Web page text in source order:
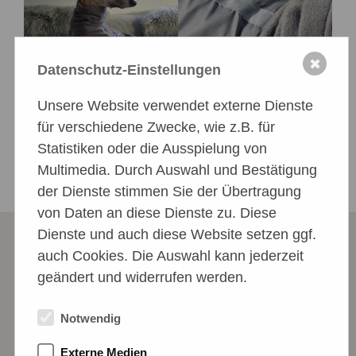
Datenschutz-Einstellungen
Unsere Website verwendet externe Dienste
für verschiedene Zwecke, wie z.B. für
Statistiken oder die Ausspielung von
Multimedia. Durch Auswahl und Bestätigung
der Dienste stimmen Sie der Übertragung
von Daten an diese Dienste zu. Diese
Dienste und auch diese Website setzen ggf.
auch Cookies. Die Auswahl kann jederzeit
geändert und widerrufen werden.
Notwendig
Externe Medien
✖